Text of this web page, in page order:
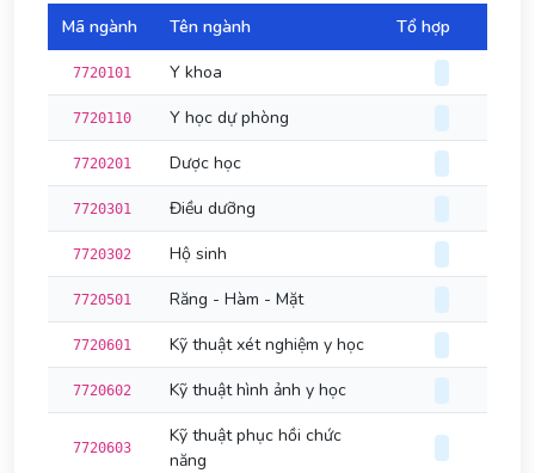
Mã ngành Tên ngành Tổ hợp
7720101 Y khoa
7720110 Y học dự phòng
7720201 Dược học
7720301 Điều dưỡng
7720302 Hộ sinh
7720501 Răng - Hàm - Mặt
7720601 Kỹ thuật xét nghiệm y học
7720602 Kỹ thuật hình ảnh y học
7720603
Kỹ thuật phục hồi chức
năng